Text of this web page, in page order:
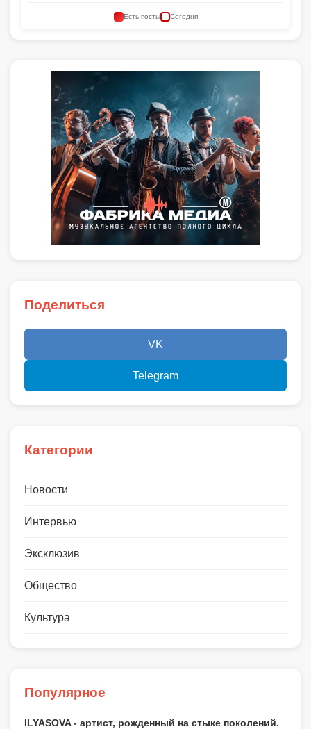
Есть посты Сегодня
Поделиться
VK
Telegram
Категории
Новости
Интервью
Эксклюзив
Общество
Культура
Популярное
ILYASOVA - артист, рожденный на стыке поколений.